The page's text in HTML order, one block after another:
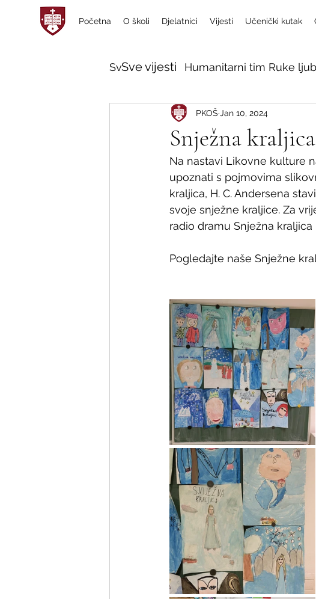
Početna O školi Djelatnici Vijesti Učenički kutak
Sve vijesti Humanitarni tim Ruke
Snježna
PKOŠ Jan 10, 2024
Na nastavi Likovne kulture
upoznati s pojmovima
kraljica, H. C. Andersena
svoje snježne kraljice. Za
radio dramu Snježna
Pogledajte naše Snježne
Sve vijesti